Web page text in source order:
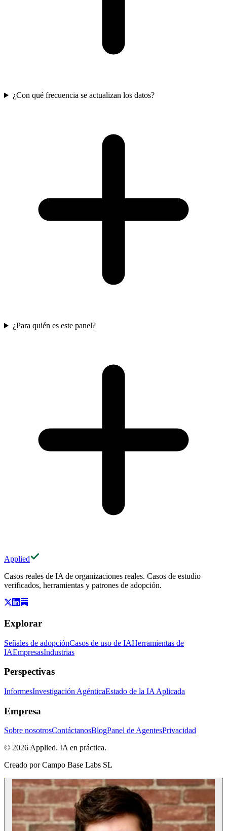
¿Con qué frecuencia se actualizan los datos?
¿Para quién es este panel?
Applied
Casos reales de IA de organizaciones reales. Casos de estudio
verificados, herramientas y patrones de adopción.
Explorar
Señales de adopciónCasos de uso de IAHerramientas de
IAEmpresasIndustrias
Perspectivas
InformesInvestigación AgénticaEstado de la IA Aplicada
Empresa
Sobre nosotrosContáctanosBlogPanel de AgentesPrivacidad
© 2026 Applied. IA en práctica.
Creado por Campo Base Labs SL